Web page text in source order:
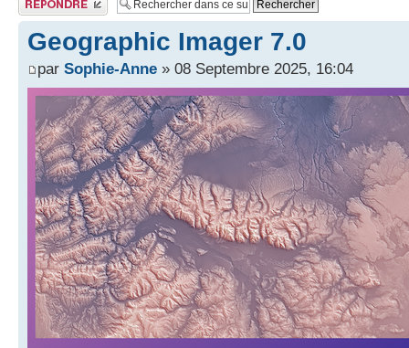
Geographic Imager 7.0
par Sophie-Anne » 08 Septembre 2025, 16:04